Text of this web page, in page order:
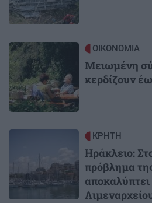
Image ΟΙΚΟΝΟΜΙΑ
Μειωμένη
κερδίζουν
ΚΡΗΤΗ
Ηράκλειο:
πρόβλημα